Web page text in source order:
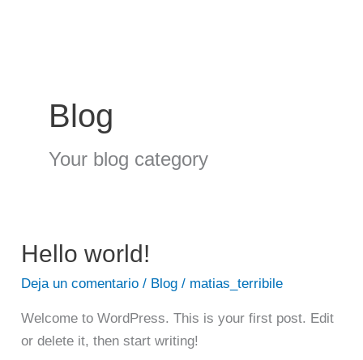
Blog
Your blog category
Hello world!
Deja un comentario / Blog / matias_terribile
Welcome to WordPress. This is your first post. Edit
or delete it, then start writing!
Hello